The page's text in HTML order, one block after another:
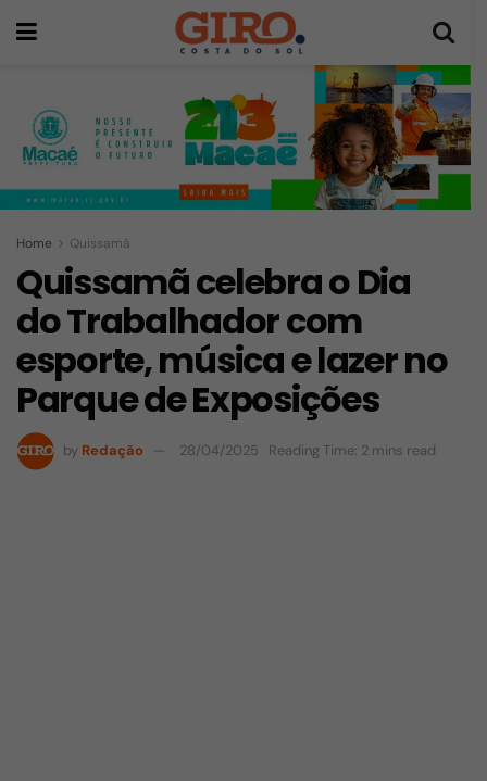
Home Quissamã
Quissamã celebra o Dia
do Trabalhador com
esporte, música e lazer no
Parque de Exposições
by Redação 28/04/2025 Reading Time: 2 mins read